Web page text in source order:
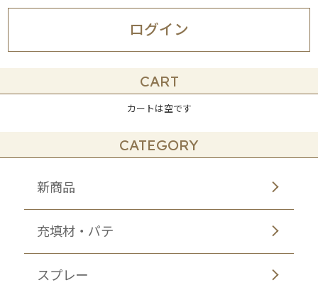
ログイン
CART
カートは空です
CATEGORY
新商品
充填材・パテ
スプレー